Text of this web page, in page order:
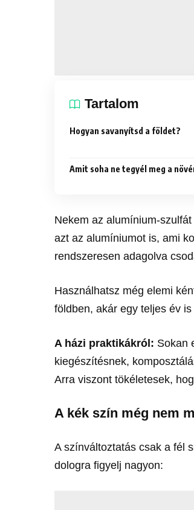
Tartalom
Hogyan savanyítsd a földet?
Amit soha ne tegyél meg a
Nekem az alumínium-
azt az alumíniumot is, ami
rendszeresen adagolva
Használhatsz még elemi
földben, akár egy teljes év
A házi praktikákról: Sokan
kiegészítésnek,
Arra viszont tökéletesek,
A kék szín még nem
A színváltoztatás csak a fél
dologra figyelj nagyon: